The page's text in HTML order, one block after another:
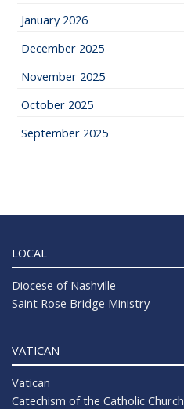
January 2026
December 2025
November 2025
October 2025
September 2025
LOCAL
Diocese of Nashville
Saint Rose Bridge Ministry
VATICAN
Vatican
Catechism of the Catholic Church